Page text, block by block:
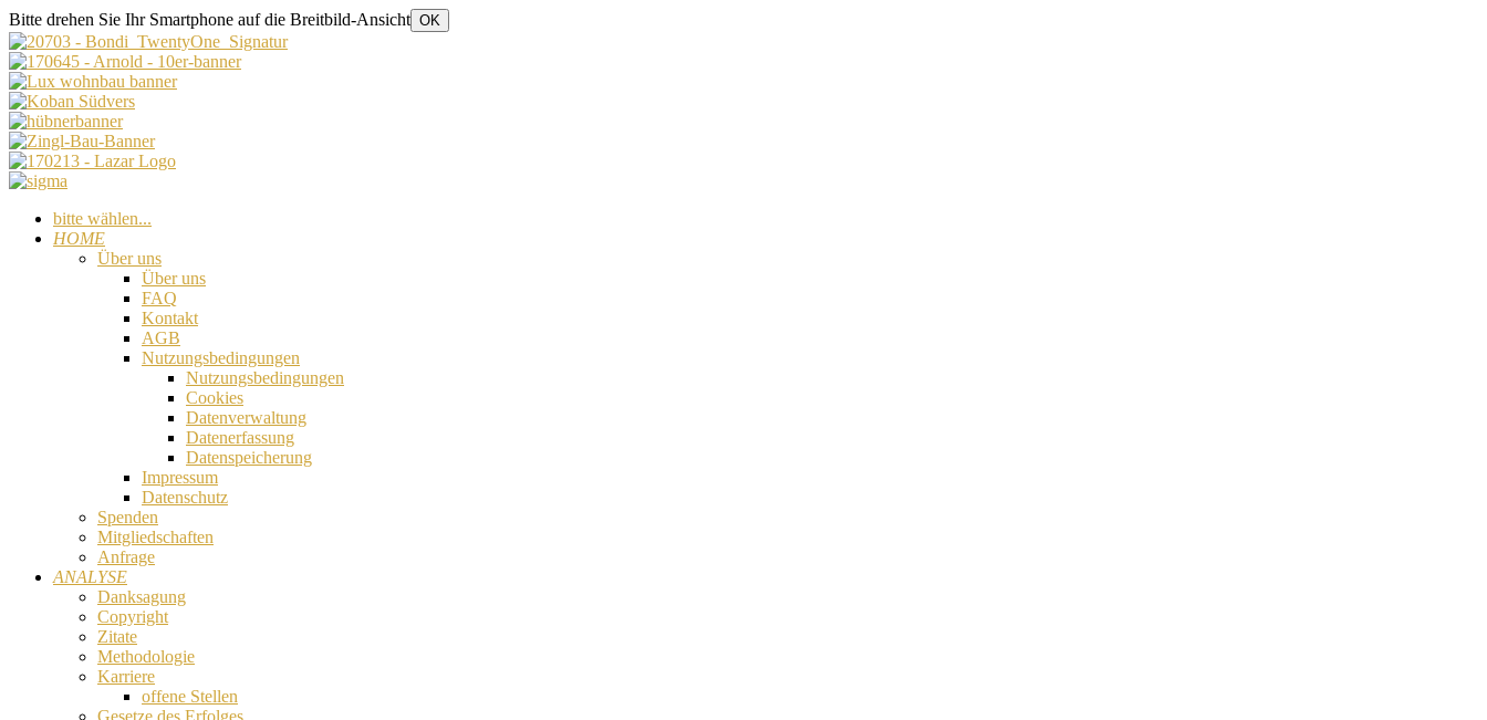
Bitte drehen Sie Ihr Smartphone auf die Breitbild-Ansicht OK
bitte wählen...
HOME
Über uns
Über uns
FAQ
Kontakt
AGB
Nutzungsbedingungen
Nutzungsbedingungen
Cookies
Datenverwaltung
Datenerfassung
Datenspeicherung
Impressum
Datenschutz
Spenden
Mitgliedschaften
Anfrage
ANALYSE
Danksagung
Copyright
Zitate
Methodologie
Karriere
offene Stellen
Gesetze des Erfolges